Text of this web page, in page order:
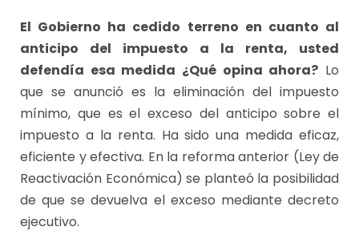
El Gobierno ha cedido terreno en cuanto al
anticipo del impuesto a la renta, usted
defendía esa medida ¿Qué opina ahora? Lo
que se anunció es la eliminación del impuesto
mínimo, que es el exceso del anticipo sobre el
impuesto a la renta. Ha sido una medida eficaz,
eficiente y efectiva. En la reforma anterior (Ley de
Reactivación Económica) se planteó la posibilidad
de que se devuelva el exceso mediante decreto
ejecutivo.